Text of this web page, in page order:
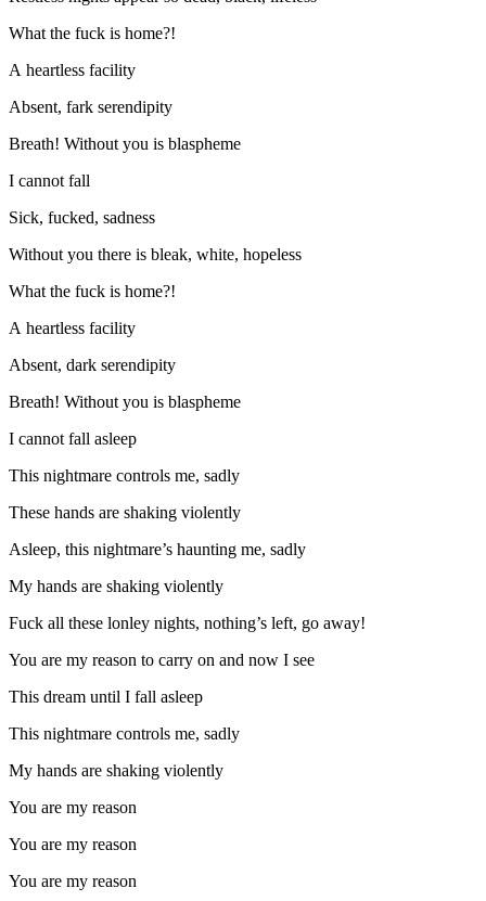
What the fuck is home?!
A heartless facility
Absent, fark serendipity
Breath! Without you is blaspheme
I cannot fall
Sick, fucked, sadness
Without you there is bleak, white, hopeless
What the fuck is home?!
A heartless facility
Absent, dark serendipity
Breath! Without you is blaspheme
I cannot fall asleep
This nightmare controls me, sadly
These hands are shaking violently
Asleep, this nightmare’s haunting me, sadly
My hands are shaking violently
Fuck all these lonley nights, nothing’s left, go away!
You are my reason to carry on and now I see
This dream until I fall asleep
This nightmare controls me, sadly
My hands are shaking violently
You are my reason
You are my reason
You are my reason